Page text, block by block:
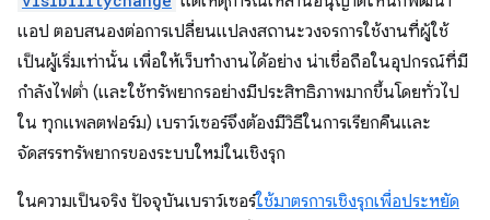
แอป ตอบสนองต่อการเปลี่ยนแปลงสถานะวงจรการใช้งานที่ผู้ใช้
เป็นผู้เริ่มเท่านั้น เพื่อให้เว็บทำงานได้อย่าง น่าเชื่อถือในอุปกรณ์ที่มี
กำลังไฟต่ำ (และใช้ทรัพยากรอย่างมีประสิทธิภาพมากขึ้นโดยทั่วไป
ใน ทุกแพลตฟอร์ม) เบราว์เซอร์จึงต้องมีวิธีในการเรียกคืนและ
จัดสรรทรัพยากรของระบบใหม่ในเชิงรุก
ในความเป็นจริง ปัจจุบันเบราว์เซอร์ใช้มาตรการเชิงรุกเพื่อประหยัด